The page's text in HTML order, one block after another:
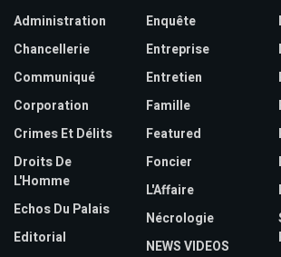
Administration
Chancellerie
Communiqué
Corporation
Crimes Et Délits
Droits De
L'Homme
Echos Du Palais
Editorial
Enquête
Entreprise
Entretien
Famille
Featured
Foncier
L'Affaire
Nécrologie
NEWS VIDEOS